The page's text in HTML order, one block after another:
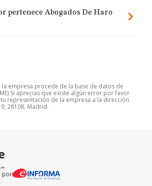
pertenece Abogados De Haro
la empresa procede de la base de datos de
Si aprecias que existe algún error por favor
representación de la empresa a la dirección
28108, Madrid.
por